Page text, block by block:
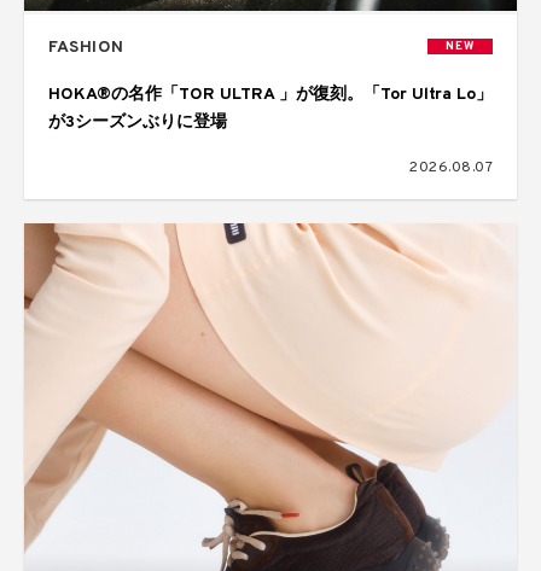
FASHION NEW
HOKA®の名作「TOR ULTRA 」が復刻。「Tor Ultra Lo」
が3シーズンぶりに登場
2026.08.07